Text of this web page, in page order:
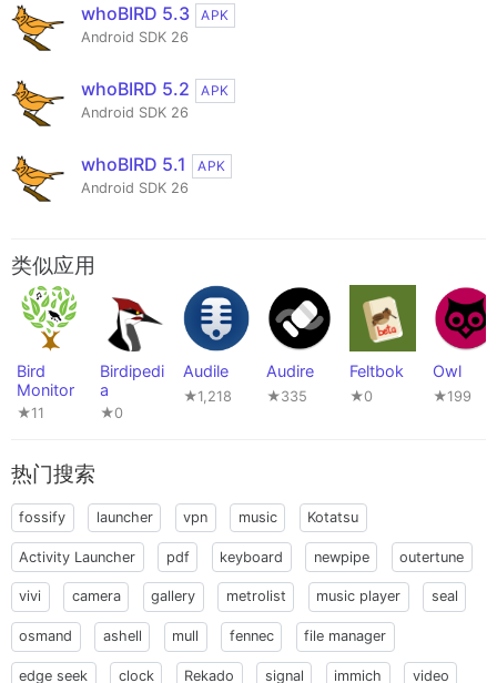
whoBIRD 5.3
APK
Android SDK 26
whoBIRD 5.2
APK
Android SDK 26
whoBIRD 5.1
APK
Android SDK 26
类似应用
Bird
Monitor
★11
Birdipedi
a
★0
Audile
★1,218
Audire
★335
Feltbok
★0
Owl
★199
热门搜索
fossify launcher vpn music Kotatsu
Activity Launcher pdf keyboard newpipe outertune
vivi camera gallery metrolist music player seal
osmand ashell mull fennec file manager
edge seek clock Rekado signal immich video